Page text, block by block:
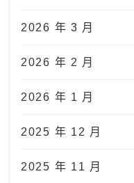
2026 年 3 月
2026 年 2 月
2026 年 1 月
2025 年 12 月
2025 年 11 月